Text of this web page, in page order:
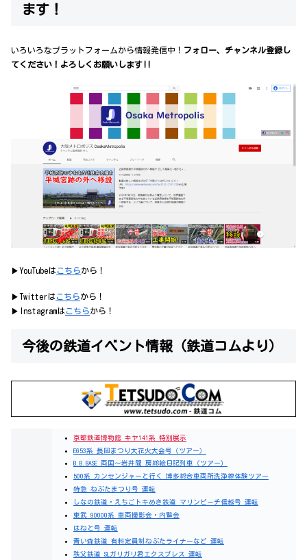
ます！
いろいろなプラットフォームから情報発信中！ フォロー、チャンネル登録し
てください！よろしくお願いします!!
▶YouTubeは こちらから！
▶Twitterは こちらから！
▶Instagramは こちらから！
今後の鉄道イベント情報（鉄道コムより）
京都鉄道博物館 キヤ141系 特別展示
E653系 長岡まつり大花火大会号（ツアー）
B.B.BASE 両国～岩井間 房総絵日記列車（ツアー）
500系 カンセンジャーと行く 博多総合車両所洗浄線体験ツアー
特急 ねぶたまつり号 運転
しなの鉄道・えちごトキめき鉄道 マリンビーチ信越号 運転
東武 90000系 車両撮影会・内覧会
はねと号 運転
青い森鉄道 有料定員制ねぶたライナーなど 運転
秩父鉄道 SLガリガリ君エクスプレス 運転